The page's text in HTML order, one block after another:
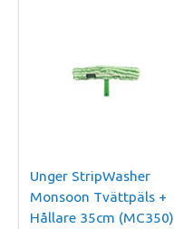
Unger StripWasher
Monsoon Tvättpäls +
Hållare 35cm (MC350)